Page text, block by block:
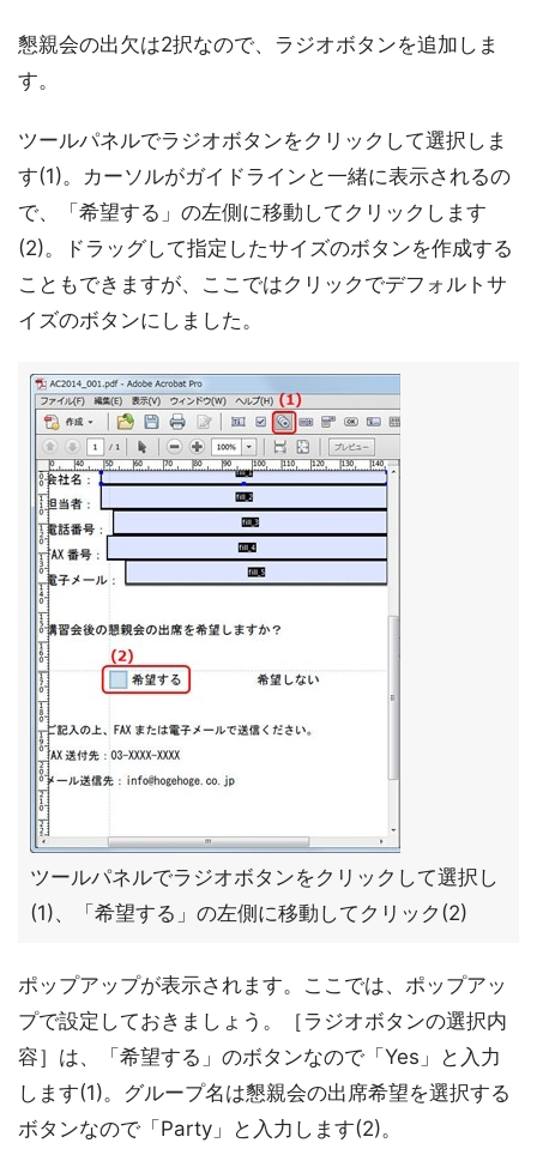
懇親会の出欠は2択なので、ラジオボタンを追加しま
す。
ツールパネルでラジオボタンをクリックして選択しま
す(1)。カーソルがガイドラインと一緒に表示されるの
で、「希望する」の左側に移動してクリックします
(2)。ドラッグして指定したサイズのボタンを作成する
こともできますが、ここではクリックでデフォルトサ
イズのボタンにしました。
ツールパネルでラジオボタンをクリックして選択し
(1)、「希望する」の左側に移動してクリック(2)
ポップアップが表示されます。ここでは、ポップアッ
プで設定しておきましょう。［ラジオボタンの選択内
容］は、「希望する」のボタンなので「Yes」と入力
します(1)。グループ名は懇親会の出席希望を選択する
ボタンなので「Party」と入力します(2)。